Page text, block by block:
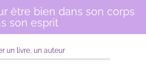
être bien dans son corps
son esprit
Rechercher
sur